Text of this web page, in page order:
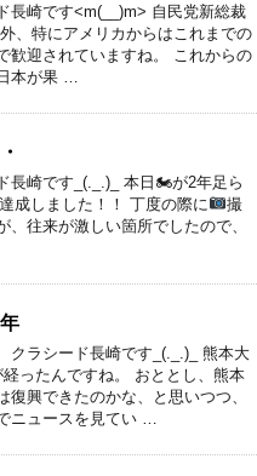
長崎です<m(__)m> 自民党新総裁
、特にアメリカからはこれまでの
歓迎されていますね。 これからの
本が果 …
長崎です_(._.)_ 本日🏍が2年足ら
成しました！！ 丁度の際に
撮
、往来が激しい箇所でしたので、
クラシード長崎です_(._.)_ 熊本大
ったんですね。 おととし、熊本
復興できたのかな、と思いつつ、
ニュースを見てい …